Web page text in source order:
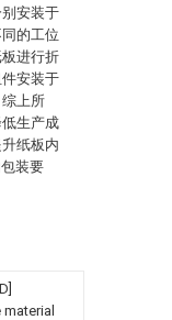
安装于
的工位
进行折
安装于
上所
生产成
纸板内
装要